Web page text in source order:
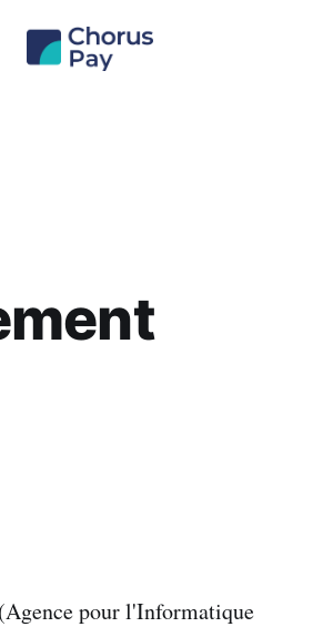
pour l'Informatique